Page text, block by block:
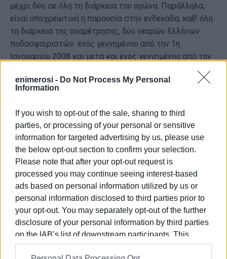
enimerosi - Do Not Process My Personal
Information
If you wish to opt-out of the sale, sharing to third
parties, or processing of your personal or sensitive
information for targeted advertising by us, please use
the below opt-out section to confirm your selection.
Please note that after your opt-out request is
processed you may continue seeing interest-based
ads based on personal information utilized by us or
personal information disclosed to third parties prior to
your opt-out. You may separately opt-out of the further
disclosure of your personal information by third parties
on the IAB’s list of downstream participants. This
information may also be disclosed by us to third parties
μέχρι δύο σε όλη τη διάρκεια του αγώνα. Παράλληλα,
είναι υποχρεωτική η παρουσία στην ενδεκάδα, καθ' όλη
τη διάρκεια της αναμέτρησης, δύο νεαρών Ελλήνων
ποδοσφαιριστών: ενός γεννημένου από την 1η
Ιανουαρίου 2008 και μετά και ενός γεννημένου από την
Το Κύπελλο θα διεξαχθεί σε επτά φάσεις, χωρίς να
διεξαχθούν με γεωγραφικά κριτήρια, ώστε να
περιοριστούν οι μετακινήσεις, ενώ όλοι οι αγώνες θα
είναι μονοί. Στην 1η και 2η φάση οι ομάδες θα
χωριστούν σε περιφερειακά γκρουπ, με στόχο μετά τη
δεύτερη φάση να απομείνουν 64 ομάδες. Η ίδια
διαδικασία θα ακολουθηθεί και στις επόμενες τρεις
φάσεις, μέχρι να προκύψουν οι οκτώ φιναλίστ.
Οι προημιτελικοί και οι ημιτελικοί θα προκύψουν
ύστερα από κλήρωση, ενώ σε όλες τις αναμετρήσεις
γηπεδούχος θα είναι η ομάδα που θα κληρώνεται